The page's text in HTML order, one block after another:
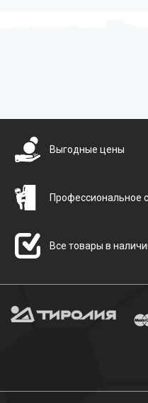
Выгодные цены
Профессиональное
Все товары в